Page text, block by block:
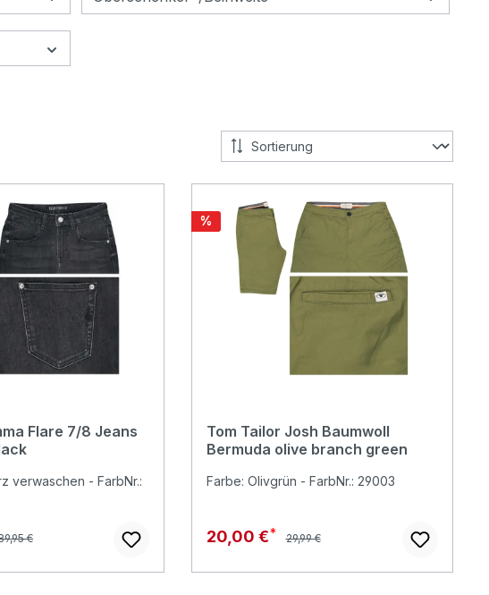
Flare 7/8 Jeans
verwaschen - FarbNr.:
Preis:
€
Rabatt
%
Tom Tailor Josh Baumwoll
Bermuda olive branch green
Farbe: Olivgrün - FarbNr.: 29003
Verkaufspreis:
20,00 € Regulärer Preis:
29,99 €